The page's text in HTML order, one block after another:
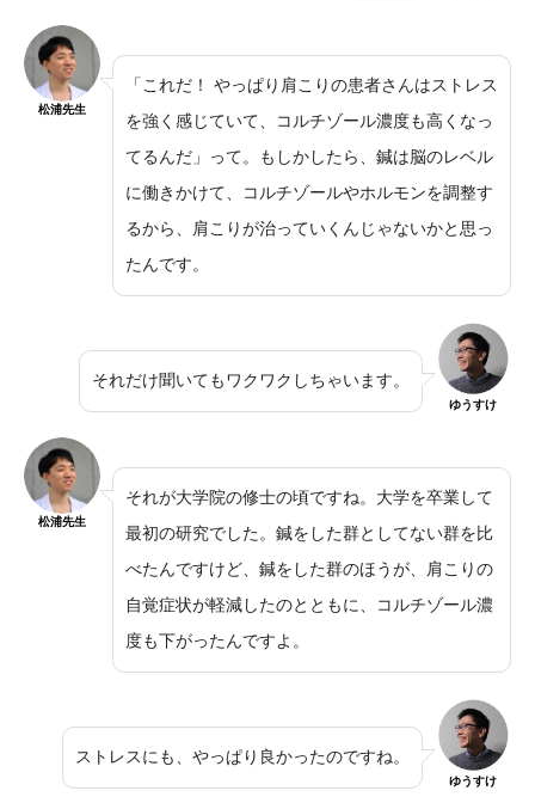
松浦先生
「これだ！ やっぱり肩こりの患者さんはストレス
を強く感じていて、コルチゾール濃度も高くなっ
てるんだ」って。もしかしたら、鍼は脳のレベル
に働きかけて、コルチゾールやホルモンを調整す
るから、肩こりが治っていくんじゃないかと思っ
たんです。
それだけ聞いてもワクワクしちゃいます。
ゆうすけ
松浦先生
それが大学院の修士の頃ですね。大学を卒業して
最初の研究でした。鍼をした群としてない群を比
べたんですけど、鍼をした群のほうが、肩こりの
自覚症状が軽減したのとともに、コルチゾール濃
度も下がったんですよ。
ストレスにも、やっぱり良かったのですね。
ゆうすけ